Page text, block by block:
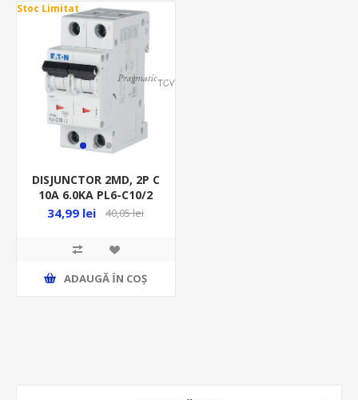
Stoc Limitat
DISJUNCTOR 2MD, 2P C
10A 6.0KA PL6-C10/2
34,99 lei 40,05 lei
ADAUGĂ ȊN COŞ